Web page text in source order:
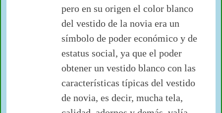
pero en su origen el color blanco
del vestido de la novia era un
símbolo de poder económico y de
estatus social, ya que el poder
obtener un vestido blanco con las
características típicas del vestido
de novia, es decir, mucha tela,